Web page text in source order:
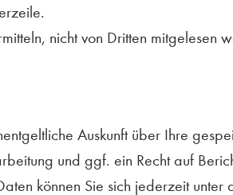
nicht von Dritten mitgelesen
Auskunft über Ihre
und ggf. ein Recht auf
können Sie sich jederzeit unter